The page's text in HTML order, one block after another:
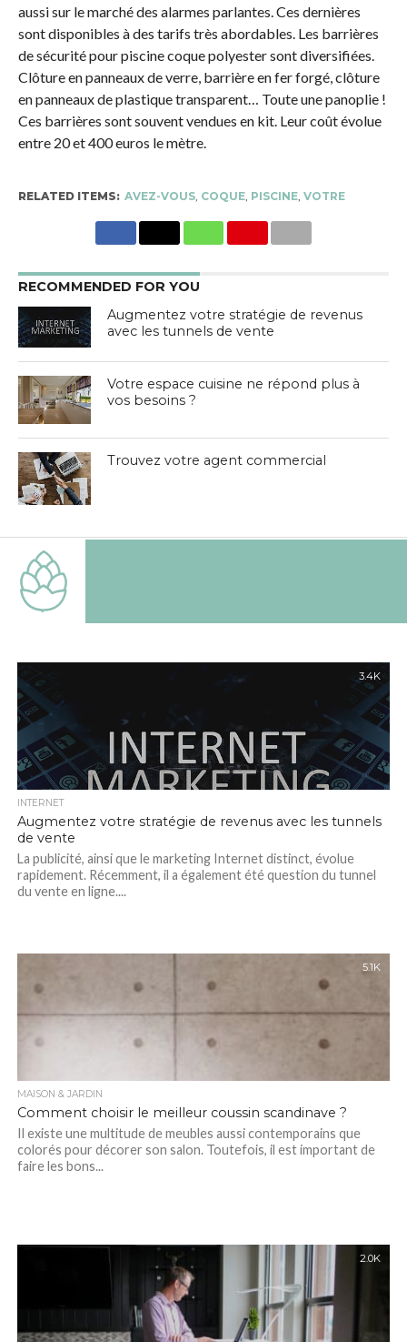
aussi sur le marché des alarmes parlantes. Ces dernières
sont disponibles à des tarifs très abordables. Les barrières
de sécurité pour piscine coque polyester sont diversifiées.
Clôture en panneaux de verre, barrière en fer forgé, clôture
en panneaux de plastique transparent… Toute une panoplie !
Ces barrières sont souvent vendues en kit. Leur coût évolue
entre 20 et 400 euros le mètre.
RELATED ITEMS: AVEZ-VOUS, COQUE, PISCINE, VOTRE
RECOMMENDED FOR YOU
Augmentez votre stratégie de revenus
avec les tunnels de vente
Votre espace cuisine ne répond plus à
vos besoins ?
Trouvez votre agent commercial
3.4K
INTERNET
Augmentez votre stratégie de revenus avec les tunnels
de vente
La publicité, ainsi que le marketing Internet distinct, évolue
rapidement. Récemment, il a également été question du tunnel
du vente en ligne....
5.1K
MAISON & JARDIN
Comment choisir le meilleur coussin scandinave ?
Il existe une multitude de meubles aussi contemporains que
colorés pour décorer son salon. Toutefois, il est important de
faire les bons...
2.0K